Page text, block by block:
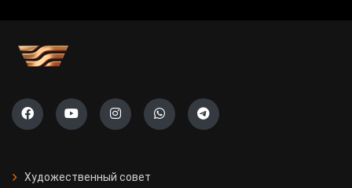
Художественный совет